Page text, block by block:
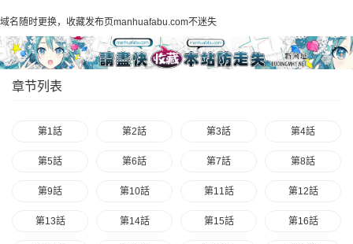
域名随时更换，收藏发布页manhuafabu.com不迷失
章节列表
第1話 第2話 第3話 第4話
第5話 第6話 第7話 第8話
第9話 第10話 第11話 第12話
第13話 第14話 第15話 第16話